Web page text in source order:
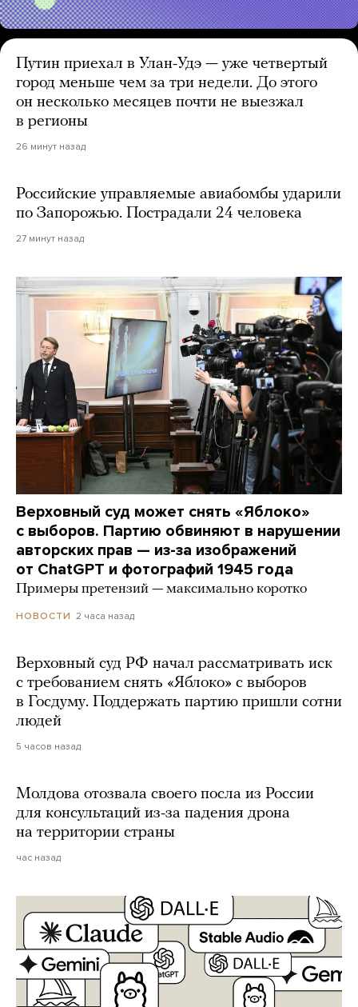
Путин приехал в Улан-Удэ — уже четвертый
город меньше чем за три недели. До этого
он несколько месяцев почти не выезжал
в регионы
26 минут назад
Российские управляемые авиабомбы ударили
по Запорожью. Пострадали 24 человека
27 минут назад
Верховный суд может снять «Яблоко»
с выборов. Партию обвиняют в нарушении
авторских прав — из-за изображений
от ChatGPT и фотографий 1945 года
Примеры претензий — максимально коротко
НОВОСТИ 2 часа назад
Верховный суд РФ начал рассматривать иск
с требованием снять «Яблоко» с выборов
в Госдуму. Поддержать партию пришли сотни
людей
5 часов назад
Молдова отозвала своего посла из России
для консультаций из-за падения дрона
на территории страны
час назад